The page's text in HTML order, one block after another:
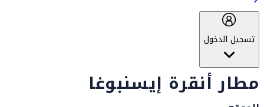
تسجيل الدخول
مطار أنقرة إيسنبوغا